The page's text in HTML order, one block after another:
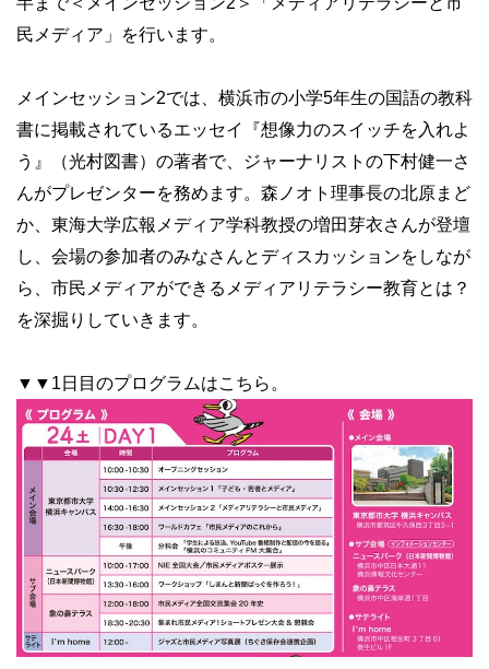
民メディア」を行います。
メインセッション2では、横浜市の小学5年生の国語の教科
書に掲載されているエッセイ『想像力のスイッチを入れよ
う』（光村図書）の著者で、ジャーナリストの下村健一さ
んがプレゼンターを務めます。森ノオト理事長の北原まど
か、東海大学広報メディア学科教授の増田芽衣さんが登壇
し、会場の参加者のみなさんとディスカッションをしなが
ら、市民メディアができるメディアリテラシー教育とは？
を深掘りしていきます。
▼▼1日目のプログラムはこちら。